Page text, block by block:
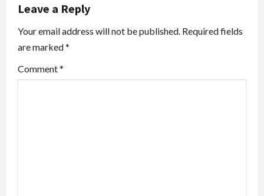
v
i
g
Leave a Reply
Your email address will not be published. Required fields
are marked*
Comment*